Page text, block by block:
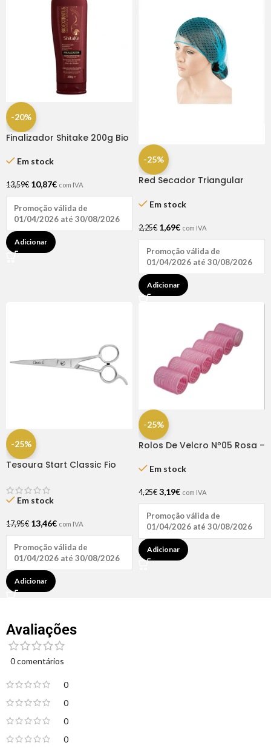
-20%
Finalizador Shitake 200g Bio
Em stock
13,59€ 10,87€ com IVA
Promoção válida de
01/04/2026 até 30/08/2026
Adicionar
-25%
Red Secador Triangular
Em stock
2,25€ 1,69€ com IVA
Promoção válida de
01/04/2026 até 30/08/2026
Adicionar
-25%
Tesoura Start Classic Fio
Em stock
17,95€ 13,46€ com IVA
Promoção válida de
01/04/2026 até 30/08/2026
Adicionar
-25%
Rolos De Velcro Nº05 Rosa –
Em stock
4,25€ 3,19€ com IVA
Promoção válida de
01/04/2026 até 30/08/2026
Adicionar
Avaliações
0 comentários
0
0
0
0